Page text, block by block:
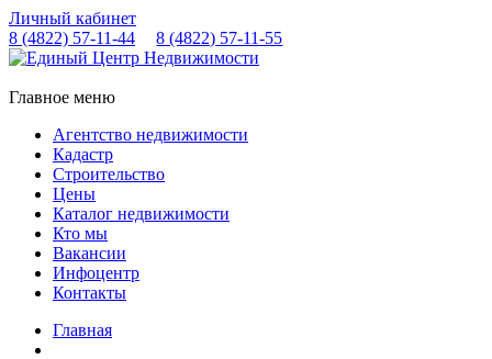
Личный кабинет
8 (4822) 57-11-44 8 (4822) 57-11-55
Главное меню
Агентство недвижимости
Кадастр
Строительство
Цены
Каталог недвижимости
Кто мы
Вакансии
Инфоцентр
Контакты
Главная